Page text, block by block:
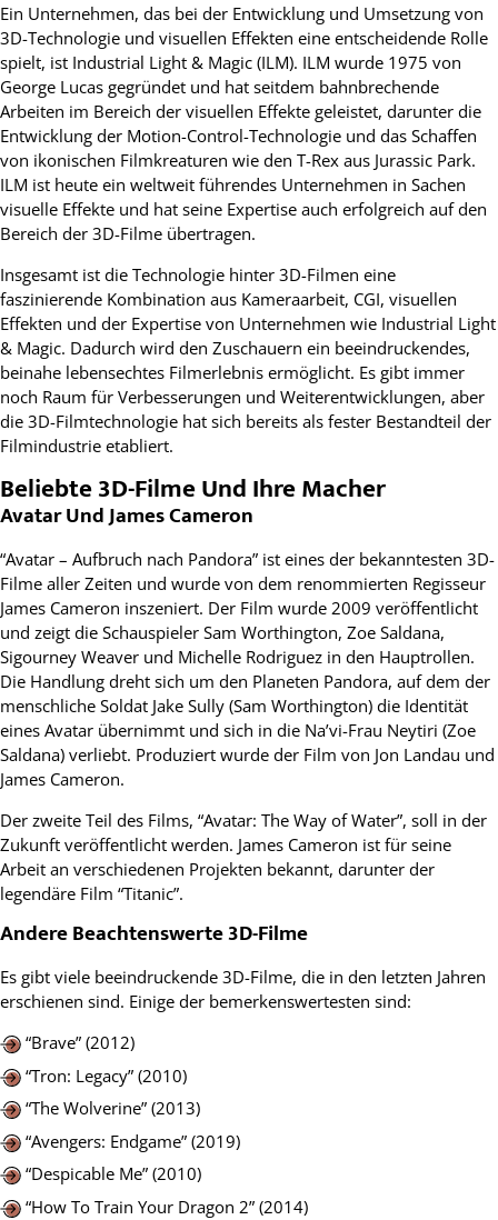
Ein Unternehmen, das bei der Entwicklung und Umsetzung von
3D-Technologie und visuellen Effekten eine entscheidende Rolle
spielt, ist Industrial Light & Magic (ILM). ILM wurde 1975 von
George Lucas gegründet und hat seitdem bahnbrechende
Arbeiten im Bereich der visuellen Effekte geleistet, darunter die
Entwicklung der Motion-Control-Technologie und das Schaffen
von ikonischen Filmkreaturen wie den T-Rex aus Jurassic Park.
ILM ist heute ein weltweit führendes Unternehmen in Sachen
visuelle Effekte und hat seine Expertise auch erfolgreich auf den
Bereich der 3D-Filme übertragen.
Insgesamt ist die Technologie hinter 3D-Filmen eine
faszinierende Kombination aus Kameraarbeit, CGI, visuellen
Effekten und der Expertise von Unternehmen wie Industrial Light
& Magic. Dadurch wird den Zuschauern ein beeindruckendes,
beinahe lebensechtes Filmerlebnis ermöglicht. Es gibt immer
noch Raum für Verbesserungen und Weiterentwicklungen, aber
die 3D-Filmtechnologie hat sich bereits als fester Bestandteil der
Filmindustrie etabliert.
Beliebte 3D-Filme Und Ihre Macher
Avatar Und James Cameron
“Avatar – Aufbruch nach Pandora” ist eines der bekanntesten 3D-
Filme aller Zeiten und wurde von dem renommierten Regisseur
James Cameron inszeniert. Der Film wurde 2009 veröffentlicht
und zeigt die Schauspieler Sam Worthington, Zoe Saldana,
Sigourney Weaver und Michelle Rodriguez in den Hauptrollen.
Die Handlung dreht sich um den Planeten Pandora, auf dem der
menschliche Soldat Jake Sully (Sam Worthington) die Identität
eines Avatar übernimmt und sich in die Na’vi-Frau Neytiri (Zoe
Saldana) verliebt. Produziert wurde der Film von Jon Landau und
James Cameron.
Der zweite Teil des Films, “Avatar: The Way of Water”, soll in der
Zukunft veröffentlicht werden. James Cameron ist für seine
Arbeit an verschiedenen Projekten bekannt, darunter der
legendäre Film “Titanic”.
Andere Beachtenswerte 3D-Filme
Es gibt viele beeindruckende 3D-Filme, die in den letzten Jahren
erschienen sind. Einige der bemerkenswertesten sind:
“Brave” (2012)
“Tron: Legacy” (2010)
“The Wolverine” (2013)
“Avengers: Endgame” (2019)
“Despicable Me” (2010)
“How To Train Your Dragon 2” (2014)